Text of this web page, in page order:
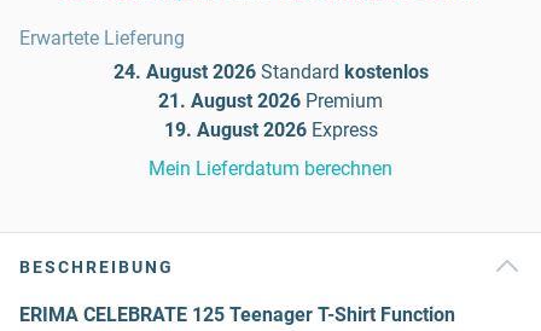
Erwartete Lieferung
24. August 2026 Standard kostenlos
21. August 2026 Premium
19. August 2026 Express
Mein Lieferdatum berechnen
BESCHREIBUNG
ERIMA CELEBRATE 125 Teenager T-Shirt Function